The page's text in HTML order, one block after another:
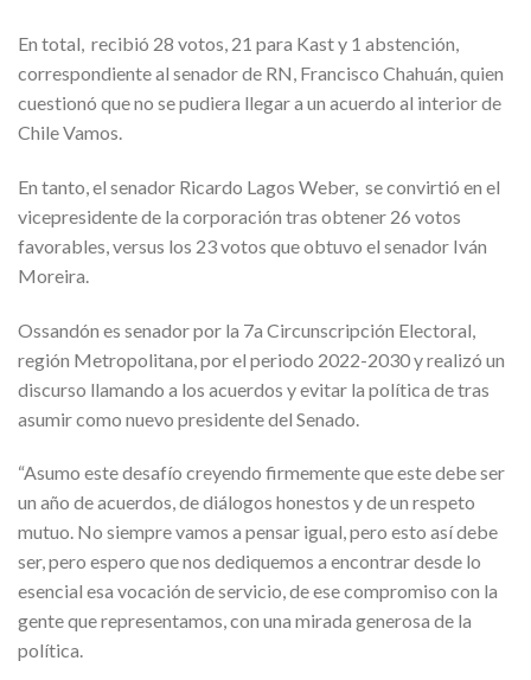
En total, recibió 28 votos, 21 para Kast y 1 abstención,
correspondiente al senador de RN, Francisco Chahuán, quien
cuestionó que no se pudiera llegar a un acuerdo al interior de
Chile Vamos.
En tanto, el senador Ricardo Lagos Weber, se convirtió en el
vicepresidente de la corporación tras obtener 26 votos
favorables, versus los 23 votos que obtuvo el senador Iván
Moreira.
Ossandón es senador por la 7a Circunscripción Electoral,
región Metropolitana, por el periodo 2022-2030 y realizó un
discurso llamando a los acuerdos y evitar la política de tras
asumir como nuevo presidente del Senado.
“Asumo este desafío creyendo firmemente que este debe ser
un año de acuerdos, de diálogos honestos y de un respeto
mutuo. No siempre vamos a pensar igual, pero esto así debe
ser, pero espero que nos dediquemos a encontrar desde lo
esencial esa vocación de servicio, de ese compromiso con la
gente que representamos, con una mirada generosa de la
política.